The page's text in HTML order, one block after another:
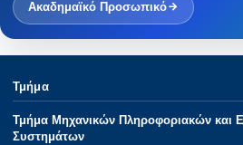
Ακαδημαϊκό Προσωπικό
Τμήμα
Τμήμα Μηχανικών Πληροφοριακών και
Συστημάτων